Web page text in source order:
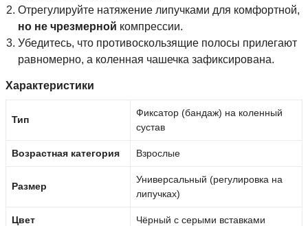
Отрегулируйте натяжение липучками для комфортной,
но не чрезмерной компрессии.
Убедитесь, что противоскользящие полосы прилегают
равномерно, а коленная чашечка зафиксирована.
Характеристики
Тип
Фиксатор (бандаж) на коленный
сустав
Возрастная категория Взрослые
Размер
Универсальный (регулировка на
липучках)
Цвет Чёрный с серыми вставками